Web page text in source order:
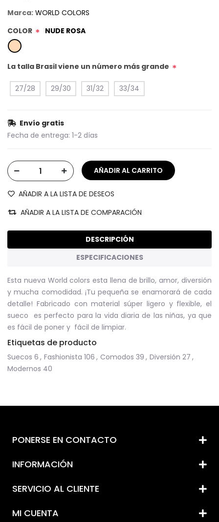
Marca: WORLD COLORS
COLOR * NUDE ROSA
La talla Brasil viene un número más grande *
27/28 29/30 31/32 33/34
Envío gratis
Fecha de entrega: 1-2 días
AÑADIR A LA LISTA DE DESEOS
AÑADIR A LA LISTA DE COMPARACIÓN
DESCRIPCIÓN
ESPECIFICACIONES
Esta nueva World colors esta llena de brillo, amor, diversión
y mucha comodidad. ¡Tu pequeña se enamorará de cada
detalle! Fabricado con material súper ligero y flexible, el
sueco es perfecto para la vida diaria de las niñas, ya que
es fácil de poner y fácil de limpiar.
Etiquetas de producto
Suecos 6 , Fashionista 106 , Comodos 39 , Diversión 27 ,
Modernos 40
PONERSE EN CONTACTO
INFORMACIÓN
SERVICIO AL CLIENTE
MI CUENTA